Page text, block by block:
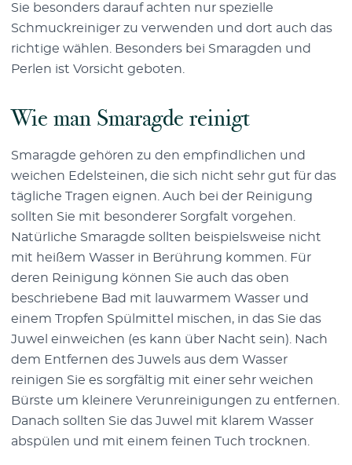
Sie besonders darauf achten nur spezielle
Schmuckreiniger zu verwenden und dort auch das
richtige wählen. Besonders bei Smaragden und
Perlen ist Vorsicht geboten.
Wie man Smaragde reinigt
Smaragde gehören zu den empfindlichen und
weichen Edelsteinen, die sich nicht sehr gut für das
tägliche Tragen eignen. Auch bei der Reinigung
sollten Sie mit besonderer Sorgfalt vorgehen.
Natürliche Smaragde sollten beispielsweise nicht
mit heißem Wasser in Berührung kommen. Für
deren Reinigung können Sie auch das oben
beschriebene Bad mit lauwarmem Wasser und
einem Tropfen Spülmittel mischen, in das Sie das
Juwel einweichen (es kann über Nacht sein). Nach
dem Entfernen des Juwels aus dem Wasser
reinigen Sie es sorgfältig mit einer sehr weichen
Bürste um kleinere Verunreinigungen zu entfernen.
Danach sollten Sie das Juwel mit klarem Wasser
abspülen und mit einem feinen Tuch trocknen.